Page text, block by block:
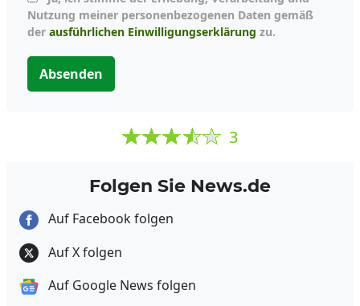
Nutzung meiner personenbezogenen Daten gemäß
der ausführlichen Einwilligungserklärung zu.
Absenden
3
Folgen Sie News.de
Auf Facebook folgen
Auf X folgen
Auf Google News folgen